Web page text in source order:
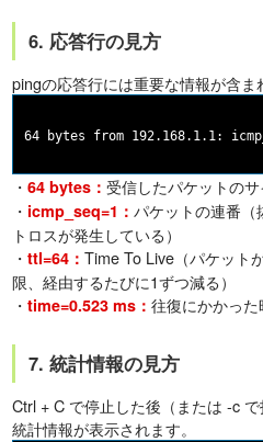
6. 応答行の見方
pingの応答行には重要な情報が含ま
・64 bytes：受信したパケットの
・ icmp_seq=1：パケットの連番（
トロスが発生している）
・ttl=64：Time To Live（パケット
限、経由するたびに1ずつ減る）
・time=0.523 ms：往復にかかった
7. 統計情報の見方
Ctrl + C で停止した後（または -c
統計情報が表示されます。